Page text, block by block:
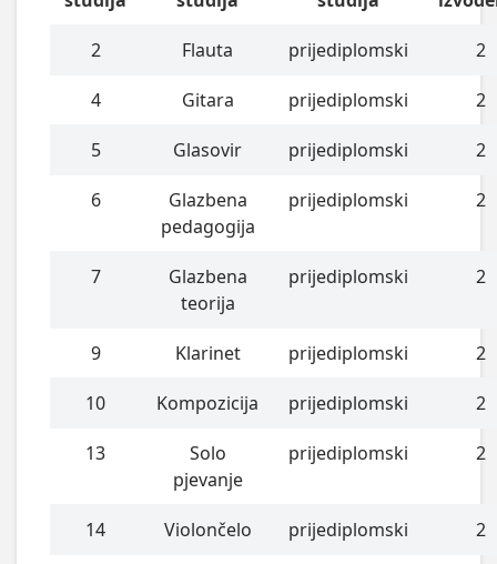
2 Flauta prijediplomski 2
4 Gitara prijediplomski 2
5 Glasovir prijediplomski 2
6
Glazbena
pedagogija
prijediplomski 2
7
Glazbena
teorija
prijediplomski 2
9 Klarinet prijediplomski 2
10 Kompozicija prijediplomski 2
13
Solo
pjevanje
prijediplomski 2
14 Violončelo prijediplomski 2